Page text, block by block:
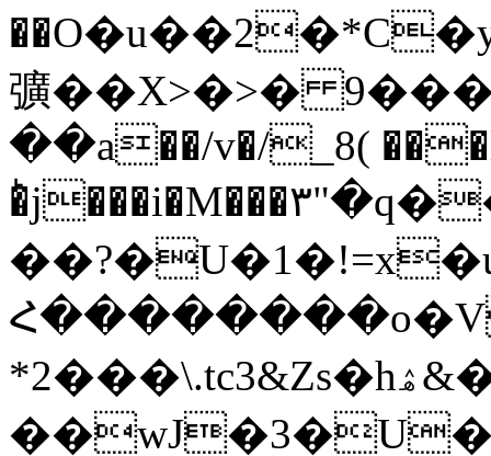
彍��X>�>�
��a��/v�/_8(
�ͪj���i�M���٣"�q��V�p�Iq��G;���}
*2���\.tc3&Zs�hۿ&���o(�L^��L��